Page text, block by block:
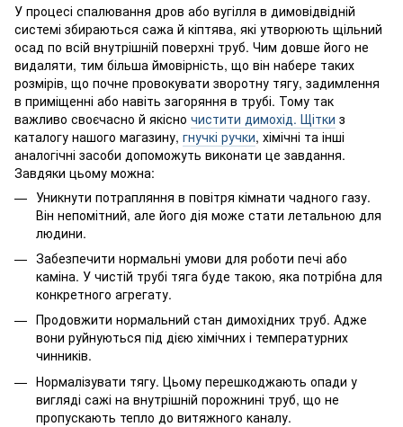
У процесі спалювання дров або вугілля в димовідвідній
системі збираються сажа й кіптява, які утворюють щільний
осад по всій внутрішній поверхні труб. Чим довше його не
видаляти, тим більша ймовірність, що він набере таких
розмірів, що почне провокувати зворотну тягу, задимлення
в приміщенні або навіть загоряння в трубі. Тому так
важливо своєчасно й якісно чистити димохід. Щітки з
каталогу нашого магазину, гнучкі ручки, хімічні та інші
аналогічні засоби допоможуть виконати це завдання.
Завдяки цьому можна:
Уникнути потрапляння в повітря кімнати чадного газу.
Він непомітний, але його дія може стати летальною для
людини.
Забезпечити нормальні умови для роботи печі або
каміна. У чистій трубі тяга буде такою, яка потрібна для
конкретного агрегату.
Продовжити нормальний стан димохідних труб. Адже
вони руйнуються під дією хімічних і температурних
чинників.
Нормалізувати тягу. Цьому перешкоджають опади у
вигляді сажі на внутрішній порожнині труб, що не
пропускають тепло до витяжного каналу.